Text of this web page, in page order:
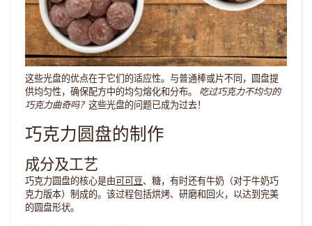
这些光盘的优点在于它们的适应性。与普通棒或片不同，圆盘提
供均匀性，确保配方中的均匀熔化和分布。
吃过巧克力不均匀的
巧克力曲奇吗？ 这些光盘的问题已成为过去！
巧克力圆盘的制作
成分及工艺
巧克力圆盘的核心是由 可可豆 、糖，有时还有牛奶（对于牛奶巧
克力版本）制成的。该过程包括烘烤、研磨和回火，以达到完美
的圆盘形状。